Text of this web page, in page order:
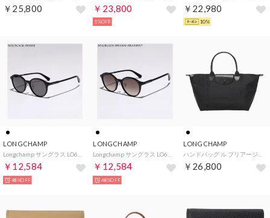
￥25,800 ￥23,800
1%OFF
￥22,980
10%
LONGCHAMP
￥12,584
48%OFF
LONGCHAMP
￥12,584
48%OFF
LONGCHAMP
￥26,800